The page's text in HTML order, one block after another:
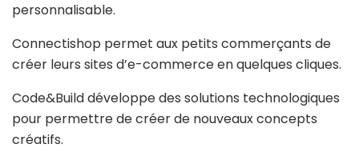
personnalisable.
Connectishop permet aux petits commerçants de
créer leurs sites d’e-commerce en quelques cliques.
Code&Build développe des solutions technologiques
pour permettre de créer de nouveaux concepts
créatifs.